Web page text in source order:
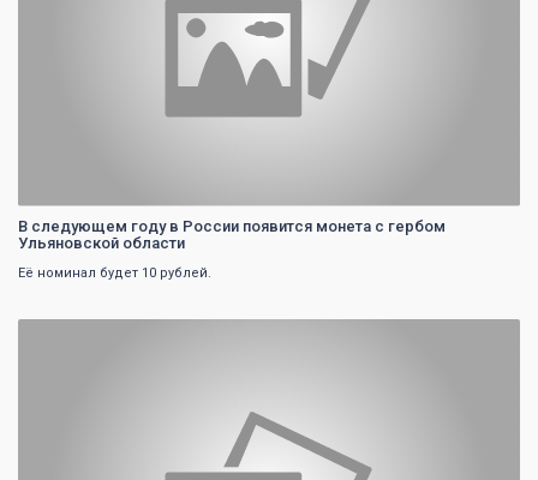
В следующем году в России появится монета с гербом
Ульяновской области
Её номинал будет 10 рублей.